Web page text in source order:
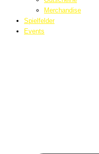
Merchandise
Spielfelder
Events